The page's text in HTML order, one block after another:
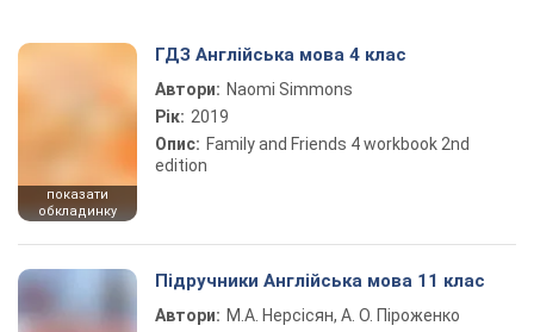
показати
обкладинку
ГДЗ Англійська мова 4 клас
Автори: Naomi Simmons
Рік: 2019
Опис: Family and Friends 4 workbook 2nd
edition
Підручники Англійська мова 11 клас
Автори: М.А. Нерсісян, А. О. Піроженко